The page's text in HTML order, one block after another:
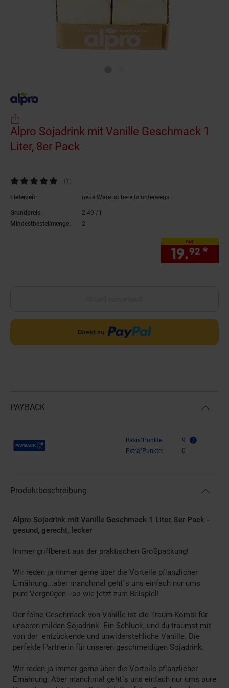
Alpro Sojadrink mit Vanille Geschmack 1
Liter, 8er Pack
Kundenbewertung: 5 von 5 Sternen
(1 Kundenbewertungen
)
Lieferzeit: neue Ware ist bereits unterwegs
Grundpreis: 2.49 / l
Mindestbestellmenge:
2
nur
19.92 *
PAYBACK
Payback Punkte Basis°Punkte:
9
Extra°Punkte:
0
Produktbeschreibung
Alpro Sojadrink mit Vanille Geschmack 1 Liter, 8er Pack -
gesund, gerecht, lecker
Immer griffbereit aus der praktischen Großpackung!
Wir reden ja immer gerne über die Vorteile pflanzlicher
Ernährung...aber manchmal geht´s uns einfach nur ums
pure Vergnügen - so wie jetzt zum Beispiel!
Der feine Geschmack von Vanille ist die Traum-Kombi für
unseren milden Sojadrink. Ein Schluck, und du träumst mit
von der entzückende und unwiderstehliche Vanille. Die
perfekte Partnerin für unseren geschmeidigen Sojadrink.
Wir reden ja immer gerne über die Vorteile pflanzlicher
Ernährung. Aber manchmal geht´s uns einfach nur ums pure